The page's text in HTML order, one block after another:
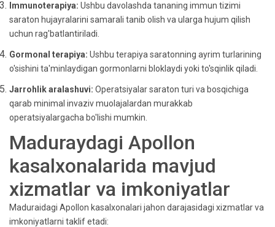
Immunoterapiya: Ushbu davolashda tananing immun tizimi
saraton hujayralarini samarali tanib olish va ularga hujum qilish
uchun rag'batlantiriladi.
Gormonal terapiya: Ushbu terapiya saratonning ayrim turlarining
o'sishini ta'minlaydigan gormonlarni bloklaydi yoki to'sqinlik qiladi.
Jarrohlik aralashuvi: Operatsiyalar saraton turi va bosqichiga
qarab minimal invaziv muolajalardan murakkab
operatsiyalargacha bo'lishi mumkin.
Maduraydagi Apollon
kasalxonalarida mavjud
xizmatlar va imkoniyatlar
Maduraidagi Apollon kasalxonalari jahon darajasidagi xizmatlar va
imkoniyatlarni taklif etadi: